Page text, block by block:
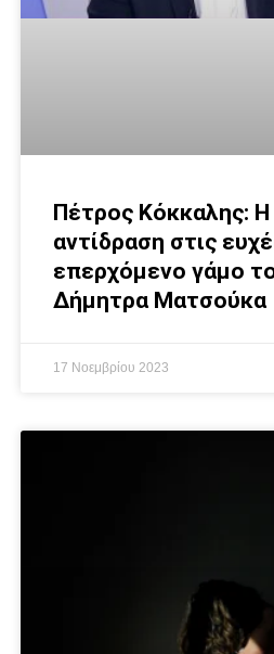
Πέτρος Κόκκαλης:
αντίδραση στις
επερχόμενο γάμο
Δήμητρα Ματσούκα
17 Νοεμβρίου 2023